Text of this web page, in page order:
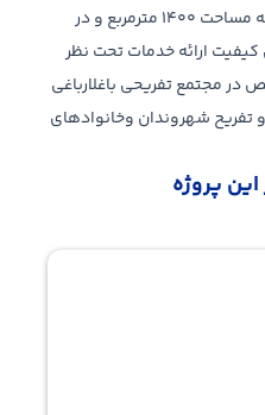
دریایی(فوک) را در فضایی زیبا به مساحت ۱۴۰۰ مترمربع و در
کیفیت ارائه خدمات تحت نظر
مجتمع تفریحی باغلارباغی
تفریح شهروندان وخانوادهای
پروژه